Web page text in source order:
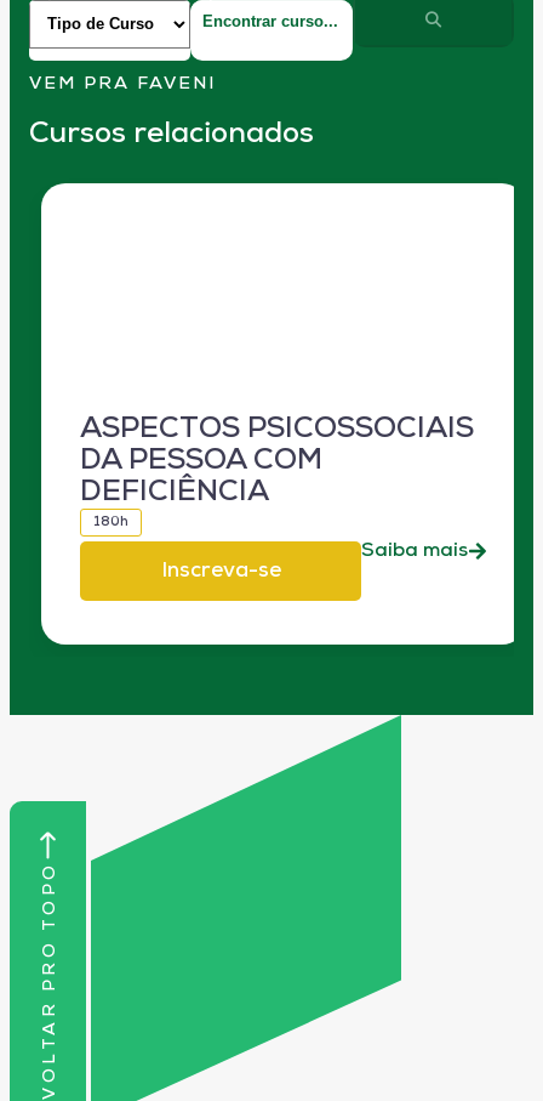
VEM PRA FAVENI
Cursos relacionados
ASPECTOS PSICOSSOCIAIS
DA PESSOA COM
DEFICIÊNCIA
180h
Inscreva-se
Saiba mais
VOLTAR PRO TOPO